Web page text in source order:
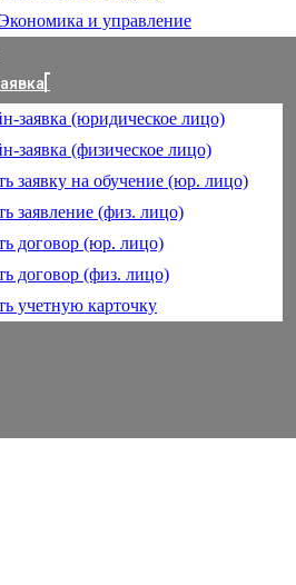
и управление
заявка (юридическое лицо)
заявка (физическое лицо)
заявку на обучение (юр. лицо)
заявление (физ. лицо)
договор (юр. лицо)
договор (физ. лицо)
учетную карточку